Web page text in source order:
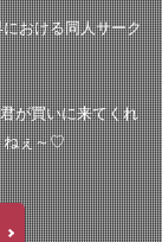
おける同人サーク
が買いに来てくれ
ねぇ～♡